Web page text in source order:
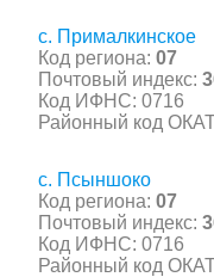
с. Прималкинское
Код региона: 07
Почтовый индекс:
Код ИФНС: 0716
Районный код
с. Псыншоко
Код региона: 07
Почтовый индекс:
Код ИФНС: 0716
Районный код